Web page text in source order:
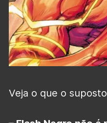
Veja o que o